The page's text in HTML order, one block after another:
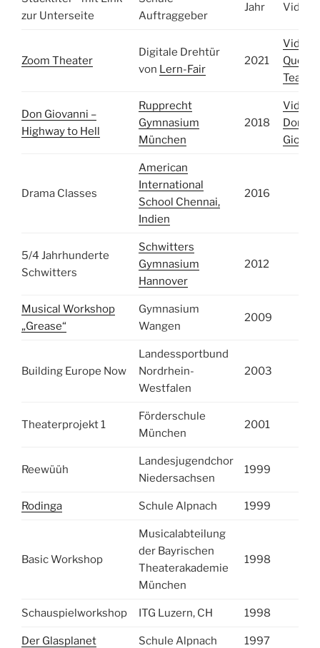
zur Unterseite
Auftraggeber
Jahr
Zoom Theater
Digitale Drehtür
von Lern-Fair
2021
Video
Queer
Tears
Don Giovanni –
Highway to Hell
Rupprecht
Gymnasium
München
2018
Video
Don
Drama Classes
American
International
School Chennai,
Indien
2016
5/4 Jahrhunderte
Schwitters
Schwitters
Gymnasium
Hannover
2012
Musical Workshop
„Grease“
Gymnasium
Wangen
2009
Building Europe Now
Landessportbund
Nordrhein-
Westfalen
2003
Theaterprojekt 1
Förderschule
München
2001
Reewüüh
Landesjugendchor
Niedersachsen
1999
Rodinga Schule Alpnach 1999
Basic Workshop
Musicalabteilung
der Bayrischen
Theaterakademie
München
1998
Schauspielworkshop ITG Luzern, CH 1998
Der Glasplanet Schule Alpnach 1997